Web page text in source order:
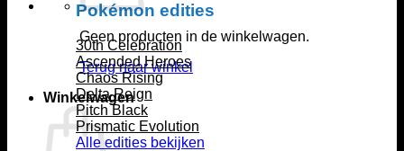
Geen producten in de winkelwagen.
Terug naar winkel
Winkelwagen
Pokémon edities
30th Celebration
Ascended Heroes
Chaos Rising
Delta Reign
Pitch Black
Prismatic Evolution
Alle edities bekijken